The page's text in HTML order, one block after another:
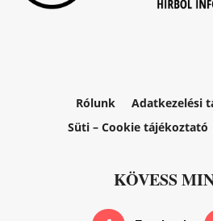
Rólunk
Adatkezelési
Süti – Cookie tájékoztató
KÖVESS